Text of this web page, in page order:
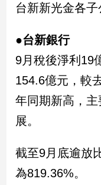
娛
樂
樂
星
聞
流
時
尚
台新新光金各子
●台新銀行
9月稅後淨利19
154.6億元，較
年同期新高，
展。
截至9月底逾放
為819.36%。